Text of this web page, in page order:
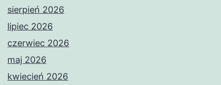
sierpień 2026
lipiec 2026
czerwiec 2026
maj 2026
kwiecień 2026